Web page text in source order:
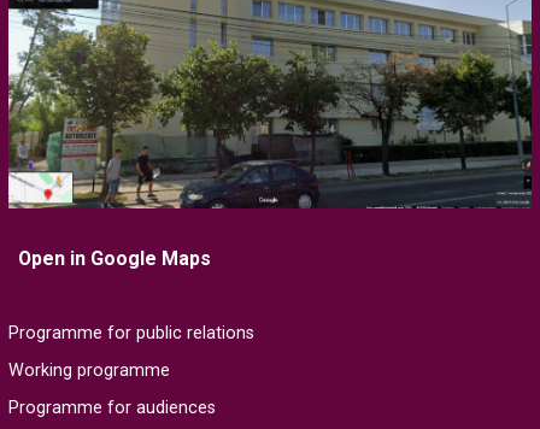
Open in Google Maps
Programme for public relations
Working programme
Programme for audiences